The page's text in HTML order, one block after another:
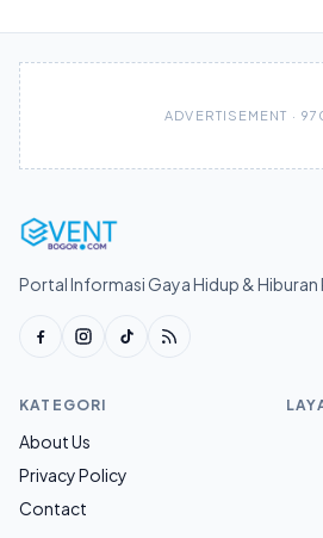
ADVERTISEMENT ·
Portal Informasi Gaya Hidup & Hiburan
KATEGORI
About Us
Privacy Policy
Contact